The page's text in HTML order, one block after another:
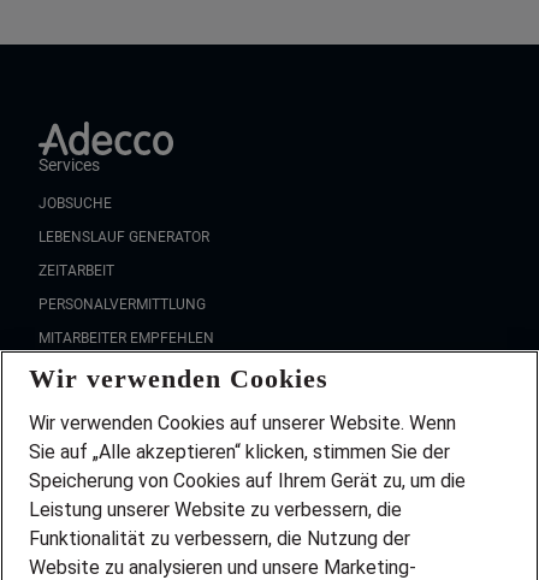
Services
JOBSUCHE
LEBENSLAUF GENERATOR
ZEITARBEIT
PERSONALVERMITTLUNG
MITARBEITER EMPFEHLEN
FAQ
Wir stellen ein!
DEINE BERUFSGRUPPE
DEINE LEBENSSITUATION
PARTNERSHIP WITH AIRBUS
INITIATIV BEWERBEN
Wir verwenden Cookies
Wir verwenden Cookies auf unserer Website. Wenn
Sie auf „Alle akzeptieren“ klicken, stimmen Sie der
Speicherung von Cookies auf Ihrem Gerät zu, um die
Leistung unserer Website zu verbessern, die
Funktionalität zu verbessern, die Nutzung der
Website zu analysieren und unsere Marketing-